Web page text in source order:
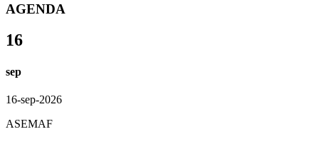
AGENDA
16
sep
16-sep-2026
ASEMAF